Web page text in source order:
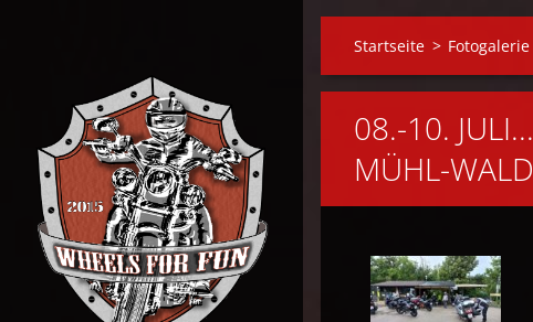
Startseite > Fotogalerie
08.-10.
MÜHL-